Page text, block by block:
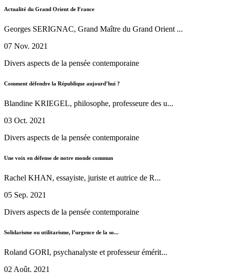
Actualité du Grand Orient de France
Georges SERIGNAC, Grand Maître du Grand Orient ...
07 Nov. 2021
Divers aspects de la pensée contemporaine
Comment défendre la République aujourd’hui ?
Blandine KRIEGEL, philosophe, professeure des u...
03 Oct. 2021
Divers aspects de la pensée contemporaine
Une voix en défense de notre monde commun
Rachel KHAN, essayiste, juriste et autrice de R...
05 Sep. 2021
Divers aspects de la pensée contemporaine
Solidarisme ou utilitarisme, l’urgence de la so...
Roland GORI, psychanalyste et professeur émérit...
02 Août. 2021